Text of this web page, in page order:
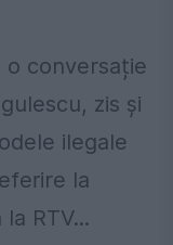
o conversație
zis și
ilegale
la
RTV...